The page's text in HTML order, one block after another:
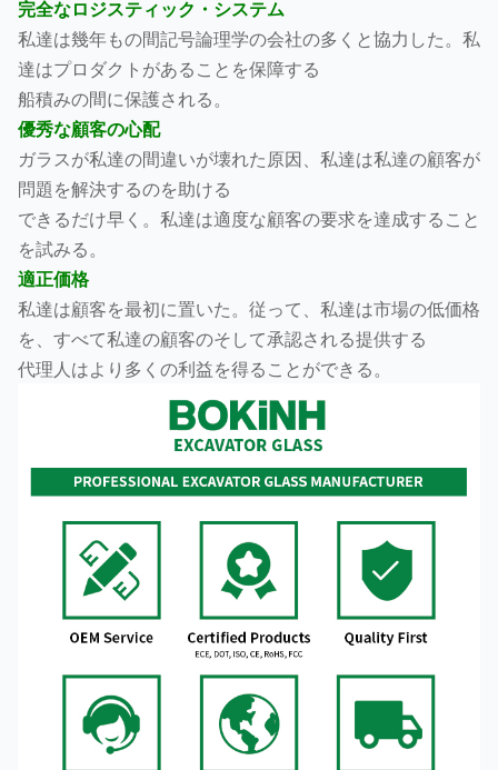
完全なロジスティック・システム
私達は幾年もの間記号論理学の会社の多くと協力した。私
達はプロダクトがあることを保障する
船積みの間に保護される。
優秀な顧客の心配
ガラスが私達の間違いが壊れた原因、私達は私達の顧客が
問題を解決するのを助ける
できるだけ早く。私達は適度な顧客の要求を達成すること
を試みる。
適正価格
私達は顧客を最初に置いた。従って、私達は市場の低価格
を、すべて私達の顧客のそして承認される提供する
代理人はより多くの利益を得ることができる。